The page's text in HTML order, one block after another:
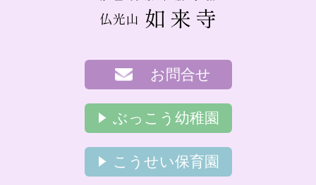
お問合せ
ぶっこう幼稚園
こうせい保育園